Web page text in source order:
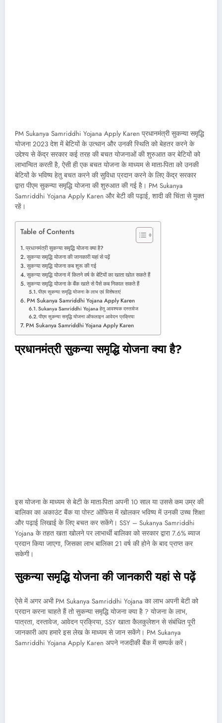
PM Sukanya Samriddhi Yojana Apply Karen प्रधानमंत्री सुकन्या समृद्धि
योजना 2023 देश में बेटियों के उत्थान और उनकी स्थिति को बेहतर करने के
उद्देश्य से केंद्र सरकार कई तरह की बचत योजनाओं की शुरुआत कर बेटियों को
लाभान्वित करती है, ऐसी ही एक बचत योजना के माध्यम से माता-पिता को उनकी
बेटियों के भविष्य हेतु बचत करने की सुविधा प्रदान करने के लिए केंद्र सरकार
द्वारा पीएम सुकन्या समृद्धि योजना की शुरुआत की गई है। PM Sukanya
Samriddhi Yojana Apply Karen और बेटी की पढ़ाई, शादी की चिंता से मुक्त
रहें।
Table of Contents
प्रधानमंत्री सुकन्या समृद्धि योजना क्या है?
सुकन्या समृद्धि योजना की जानकारी यहां से पढ़ें
सुकन्या समृद्धि योजना कब शुरू की गई
सुकन्या समृद्धि योजना में कितने वर्ष के बेटियों का खाता खोल सकते हैं
सुकन्या समृद्धि योजना के बैंक खाते से पैसे कब निकाल सकते हैं
पीएम सुकन्या समृद्धि योजना के लाभ एवं विशेषताएं
PM Sukanya Samriddhi Yojana Apply Karen
Sukanya Samriddhi Yojana हेतु आवश्यक दस्तावेज
पीएम सुकन्या समृद्धि योजना ऑफलाइन आवेदन प्रक्रिया
PM Sukanya Samriddhi Yojana Apply Karen
प्रधानमंत्री सुकन्या समृद्धि योजना क्या है?
इस योजना के माध्यम से बेटी के माता-पिता अपनी 10 साल या उससे कम उम्र की
बालिका का अकाउंट बैंक या पोस्ट ऑफिस में खोलकर भविष्य में उनकी उच्च शिक्षा
और पढ़ाई लिखाई के लिए बचत कर सकेंगे। SSY – Sukanya Samriddhi
Yojana के तहत खता खोलने पर लाभार्थी बालिका को सरकार द्वारा 7.6% ब्याज
प्रदान किया जाएगा, जिसका लाभ बालिका 21 वर्ष की होने के बाद प्राप्त कर
सकेगी।
सुकन्या समृद्धि योजना की जानकारी यहां से पढ़ें
ऐसे में अगर अभी PM Sukanya Samriddhi Yojana का लाभ अपनी बेटी को
प्रदान करना चाहते हैं तो सुकन्या समृद्धि योजना क्या है ? योजना के लाभ,
पात्रता, दस्तावेज, आवेदन प्रक्रिया, SSY खाता कैलकुलेशन से संबंधित पूरी
जानकारी आप हमारे इस लेख के माध्यम से जान सकेंगे। PM Sukanya
Samriddhi Yojana Apply Karen अपने नजदीकी बैंक में सम्पर्क करें।